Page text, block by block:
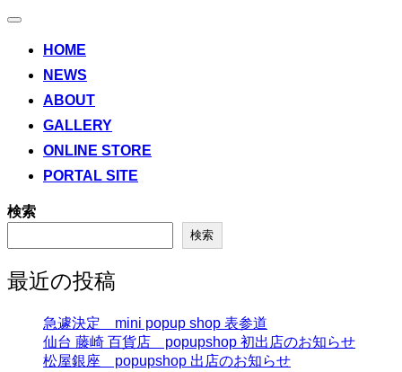
ナ
HOME
NEWS
ABOUT
GALLERY
ONLINE STORE
PORTAL SITE
検索
検索
最近の投稿
急遽決定 mini popup shop 表参道
仙台 藤崎 百貨店 popupshop 初出店のお知らせ
松屋銀座 popupshop 出店のお知らせ